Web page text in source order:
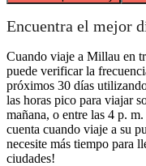
Encuentra el mejor
Cuando viaje a Millau en
puede verificar la
próximos 30 días
las horas pico para viajar
mañana, o entre las 4 p.
cuenta cuando viaje a su
necesite más tiempo para
ciudades!